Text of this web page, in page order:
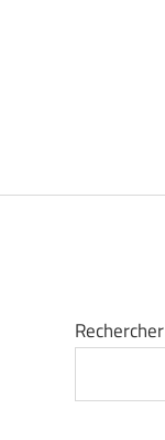
Rechercher